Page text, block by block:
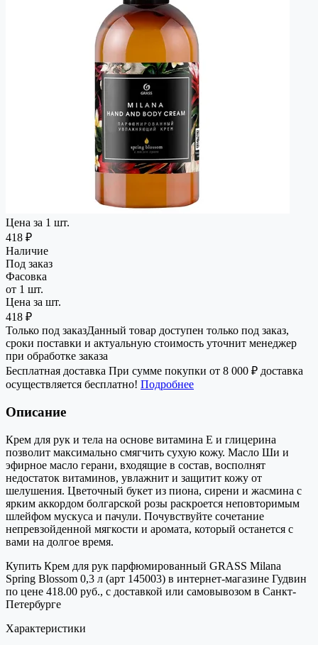
Цена за 1 шт.
418 ₽
Наличие
Под заказ
Фасовка
от 1 шт.
Цена за шт.
418 ₽
Только под заказДанный товар доступен только под заказ,
сроки поставки и актуальную стоимость уточнит менеджер
при обработке заказа
Бесплатная доставка При сумме покупки от 8 000 ₽ доставка
осуществляется бесплатно! Подробнее
Описание
Крем для рук и тела на основе витамина Е и глицерина
позволит максимально смягчить сухую кожу. Масло Ши и
эфирное масло герани, входящие в состав, восполнят
недостаток витаминов, увлажнит и защитит кожу от
шелушения. Цветочный букет из пиона, сирени и жасмина с
ярким аккордом болгарской розы раскроется неповторимым
шлейфом мускуса и пачули. Почувствуйте сочетание
непревзойденной мягкости и аромата, который останется с
вами на долгое время.
Купить Крем для рук парфюмированный GRASS Milana
Spring Blossom 0,3 л (арт 145003) в интернет-магазине Гудвин
по цене 418.00 руб., с доставкой или самовывозом в Санкт-
Петербурге
Характеристики